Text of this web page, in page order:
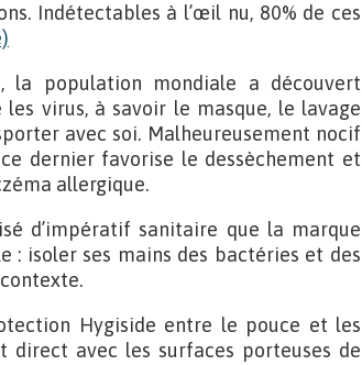
Indétectables à l’œil nu, 80% de ces
la population mondiale a découvert
virus, à savoir le masque, le lavage
avec soi. Malheureusement nocif
dernier favorise le dessèchement et
allergique.
d’impératif sanitaire que la marque
: isoler ses mains des bactéries et des
Hygiside entre le pouce et les
avec les surfaces porteuses de